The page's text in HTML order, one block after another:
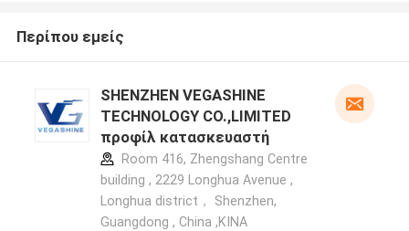
Περίπου εμείς
SHENZHEN VEGASHINE
TECHNOLOGY CO.,LIMITED
προφίλ κατασκευαστή
Room 416, Zhengshang Centre
building , 2229 Longhua Avenue ,
Longhua district， Shenzhen,
Guangdong , China ,ΚΙΝΑ